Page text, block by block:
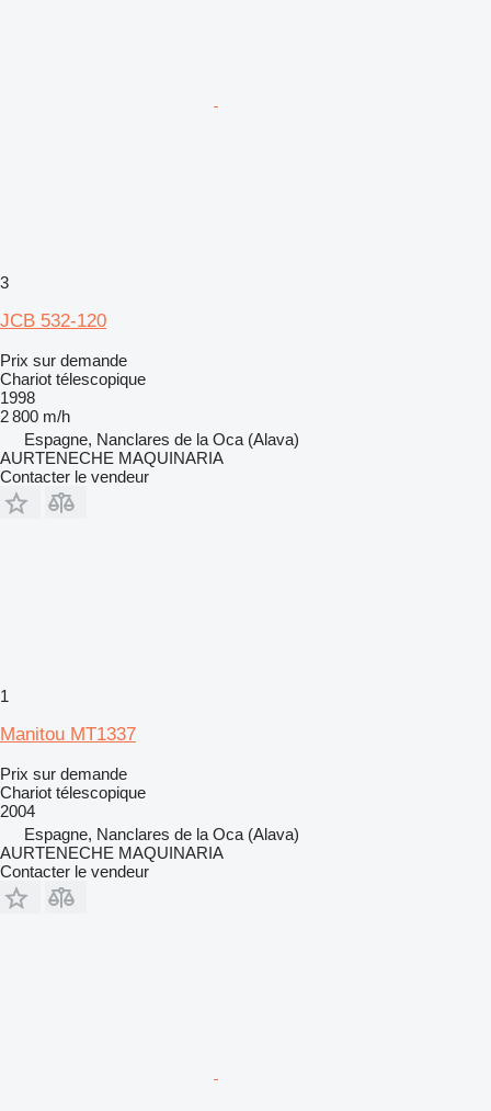
3
JCB 532-120
Prix sur demande
Chariot télescopique
1998
2 800 m/h
Espagne, Nanclares de la Oca (Alava)
AURTENECHE MAQUINARIA
Contacter le vendeur
1
Manitou MT1337
Prix sur demande
Chariot télescopique
2004
Espagne, Nanclares de la Oca (Alava)
AURTENECHE MAQUINARIA
Contacter le vendeur